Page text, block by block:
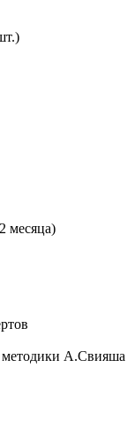
месяца)
методики А.Свияша